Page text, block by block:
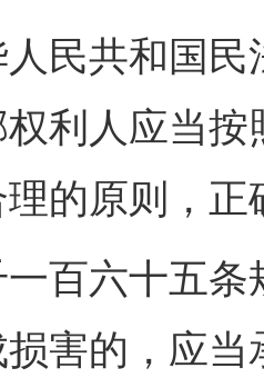
共和国民
利人应当
的原则，
六十五条
害的，应